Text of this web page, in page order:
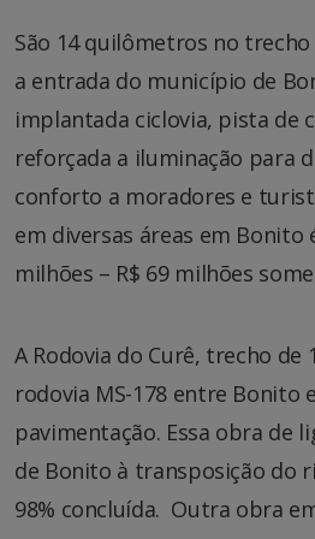
São 14 quilômetros no
a entrada do município de
implantada ciclovia, pista de
reforçada a iluminação para
conforto a moradores e
em diversas áreas em Bonito
milhões – R$ 69 milhões
A Rodovia do Curê, trecho
rodovia MS-178 entre Bonito
pavimentação. Essa obra de
de Bonito à transposição do
98% concluída. Outra obra